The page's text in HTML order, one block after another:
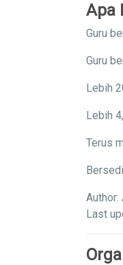
Apa
Guru
Guru
Lebih
Lebih
Terus
Author:
Last